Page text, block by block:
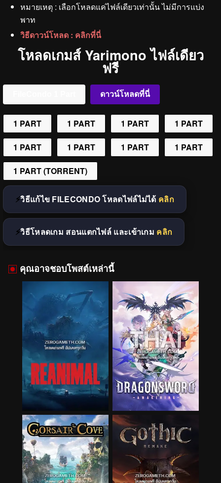
หมายเหตุ : เลือกโหลดแค่ไฟล์เดียวเท่านั้น ไม่มีการแบ่ง
พาท
วิธีดาวน์โหลด : คลิกที่นี่
โหลดเกมส์ Yarimono ไฟล์เดียว
ฟรี
ดาวน์โหลดที่นี่
1 PART 1 PART 1 PART 1 PART
1 PART 1 PART 1 PART 1 PART
1 PART (TORRENT)
วิธีแก้ไข FILECONDO โหลดไฟล์ไม่ได้ คลิก
วิธีโหลดเกม สอนแตกไฟล์ และเข้าเกม คลิก
คุณอาจชอบโพสต์เหล่านี้